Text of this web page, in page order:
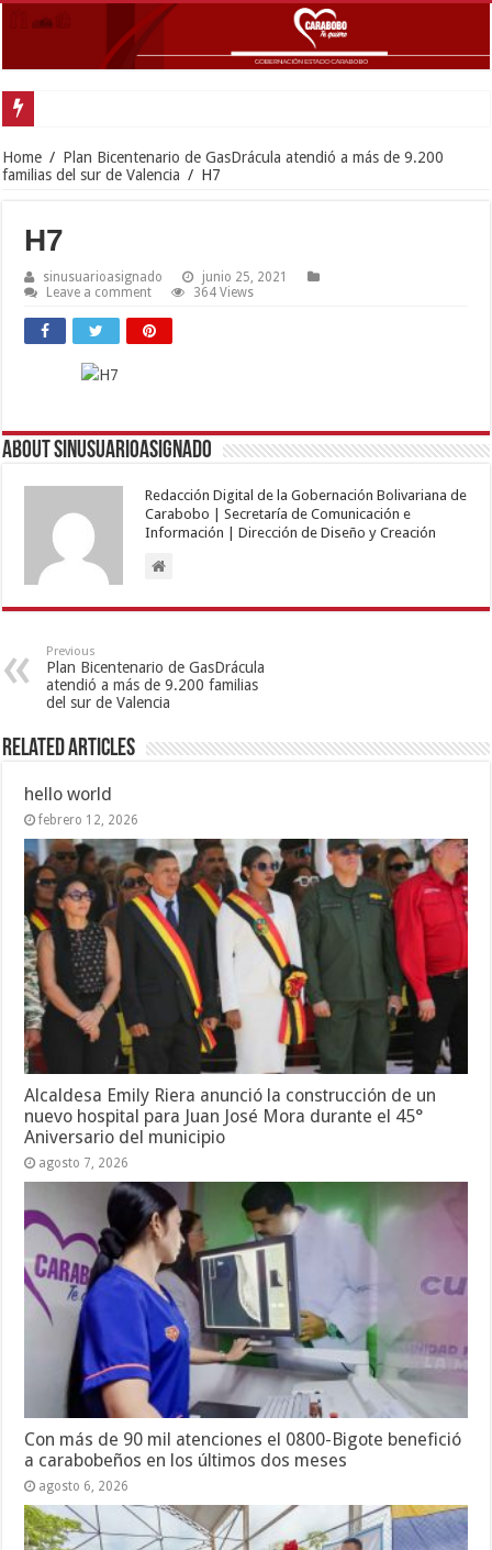
Home / Plan Bicentenario de GasDrácula atendió a más de 9.200
familias del sur de Valencia / H7
H7
sinusuarioasignado
junio 25, 2021
Leave a comment
364 Views
About sinusuarioasignado
Redacción Digital de la Gobernación Bolivariana de
Carabobo | Secretaría de Comunicación e
Información | Dirección de Diseño y Creación
Previous
Plan Bicentenario de GasDrácula
atendió a más de 9.200 familias
del sur de Valencia
Related Articles
hello world
febrero 12, 2026
Alcaldesa Emily Riera anunció la construcción de un
nuevo hospital para Juan José Mora durante el 45°
Aniversario del municipio
agosto 7, 2026
Con más de 90 mil atenciones el 0800-Bigote benefició
a carabobeños en los últimos dos meses
agosto 6, 2026